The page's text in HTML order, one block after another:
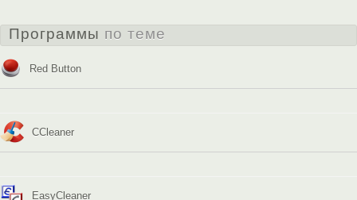
Программы по теме
Red Button
CCleaner
EasyCleaner